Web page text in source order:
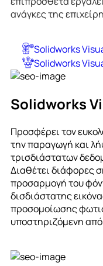
ανάγκες της
Solidworks
Solidworks
Solidworks
Προσφέρει τον
την παραγωγή και
τρισδιάστατων
Διαθέτει διάφορες
προσαρμογή του
δισδιάστατης
προσομοίωσης
υποστηριζόμενη από